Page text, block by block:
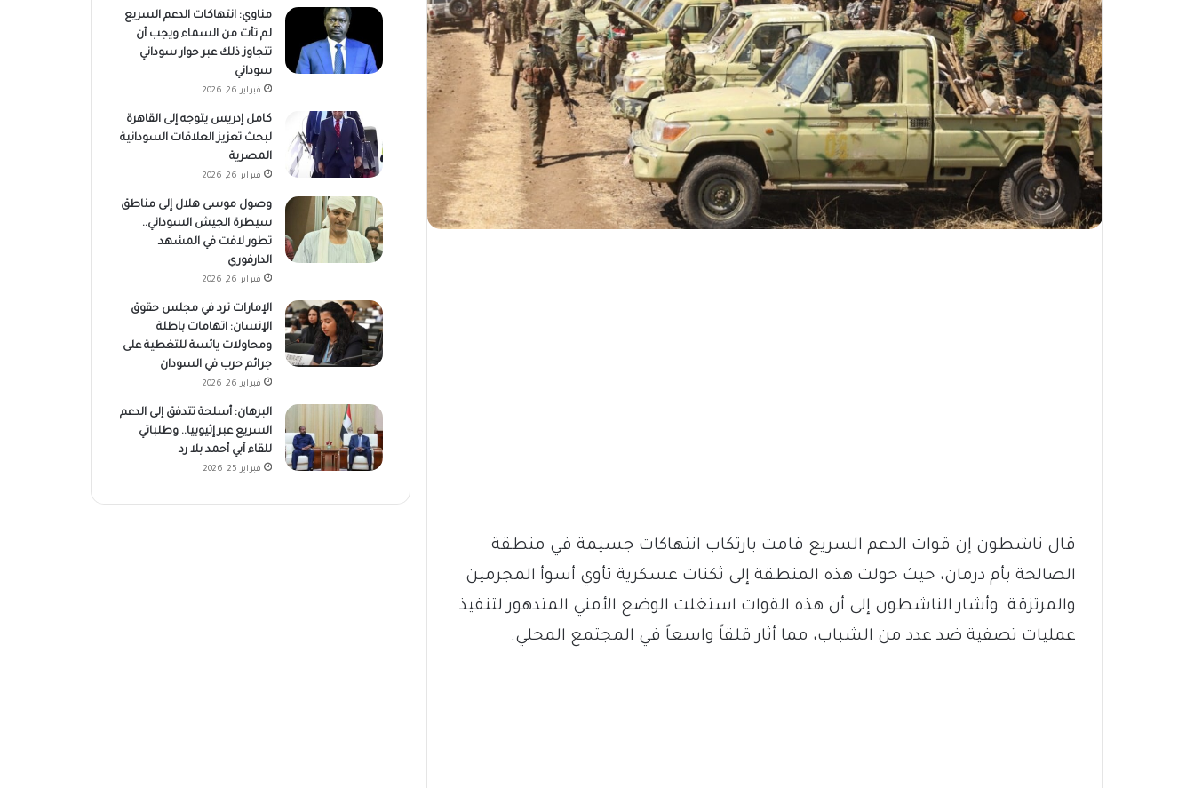
قال ناشطون إن قوات الدعم السريع قامت بارتكاب انتهاكات جسيمة في منطقة
الصالحة بأم درمان، حيث حولت هذه المنطقة إلى ثكنات عسكرية تأوي أسوأ المجرمين
والمرتزقة. وأشار الناشطون إلى أن هذه القوات استغلت الوضع الأمني المتدهور لتنفيذ
عمليات تصفية ضد عدد من الشباب، مما أثار قلقاً واسعاً في المجتمع المحلي.
مناوي: انتهاكات الدعم السريع
لم تأت من السماء ويجب أن
تتجاوز ذلك عبر حوار سوداني
سوداني
فبراير 26, 2026
كامل إدريس يتوجه إلى القاهرة
لبحث تعزيز العلاقات السودانية
المصرية
فبراير 26, 2026
وصول موسى هلال إلى مناطق
سيطرة الجيش السوداني..
تطور لافت في المشهد
الدارفوري
فبراير 26, 2026
الإمارات ترد في مجلس حقوق
الإنسان: اتهامات باطلة
ومحاولات يائسة للتغطية على
جرائم حرب في السودان
فبراير 26, 2026
البرهان: أسلحة تتدفق إلى الدعم
السريع عبر إثيوبيا.. وطلباتي
للقاء آبي أحمد بلا رد
فبراير 25, 2026